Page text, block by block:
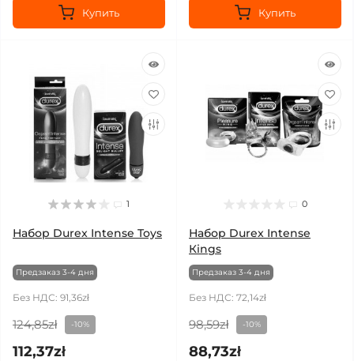
Купить Купить
1
Набор Durex Intense Toys
Предзаказ 3-4 дня
Без НДС: 91,36zł
124,85zł -10%
112,37zł
0
Набор Durex Intense
Кings
Предзаказ 3-4 дня
Без НДС: 72,14zł
98,59zł -10%
88,73zł